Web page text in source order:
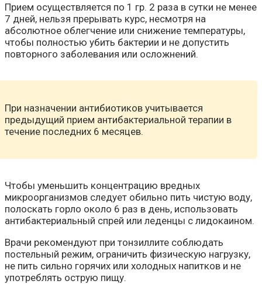
Прием осуществляется по 1 гр. 2 раза в сутки не менее
7 дней, нельзя прерывать курс, несмотря на
абсолютное облегчение или снижение температуры,
чтобы полностью убить бактерии и не допустить
повторного заболевания или осложнений.
При назначении антибиотиков учитывается
предыдущий прием антибактериальной терапии в
течение последних 6 месяцев.
Чтобы уменьшить концентрацию вредных
микроорганизмов следует обильно пить чистую воду,
полоскать горло около 6 раз в день, использовать
антибактериальный спрей или леденцы с лидокаином.
Врачи рекомендуют при тонзиллите соблюдать
постельный режим, ограничить физическую нагрузку,
не пить сильно горячих или холодных напитков и не
употреблять острую пищу.